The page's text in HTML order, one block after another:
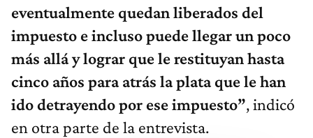
eventualmente quedan liberados del
impuesto e incluso puede llegar un poco
más allá y lograr que le restituyan hasta
cinco años para atrás la plata que le han
ido detrayendo por ese impuesto”, indicó
en otra parte de la entrevista.